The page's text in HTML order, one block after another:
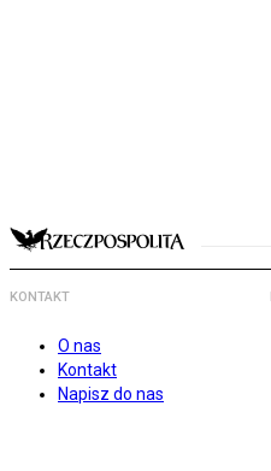
KONTAKT
O nas
Kontakt
Napisz do nas